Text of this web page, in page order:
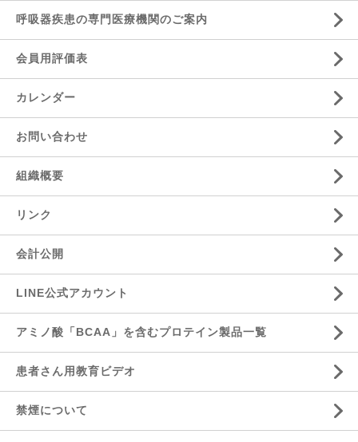
呼吸器疾患の専門医療機関のご案内
会員用評価表
カレンダー
お問い合わせ
組織概要
リンク
会計公開
LINE公式アカウント
アミノ酸「BCAA」を含むプロテイン製品一覧
患者さん用教育ビデオ
禁煙について